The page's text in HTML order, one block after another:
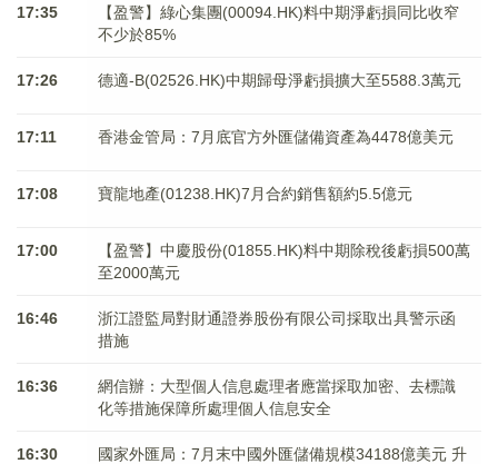
17:35
【盈警】綠心集團(00094.HK)料中期淨虧損同比收窄
不少於85%
17:26 德適-B(02526.HK)中期歸母淨虧損擴大至5588.3萬元
17:11 香港金管局：7月底官方外匯儲備資產為4478億美元
17:08 寶龍地產(01238.HK)7月合約銷售額約5.5億元
17:00
【盈警】中慶股份(01855.HK)料中期除稅後虧損500萬
至2000萬元
16:46
浙江證監局對財通證券股份有限公司採取出具警示函
措施
16:36
網信辦：大型個人信息處理者應當採取加密、去標識
化等措施保障所處理個人信息安全
16:30
國家外匯局：7月末中國外匯儲備規模34188億美元 升